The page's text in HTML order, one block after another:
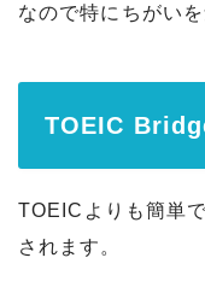
なので特にちがい
TOEIC
TOEICよりも簡単
されます。